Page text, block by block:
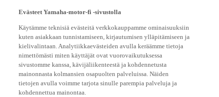
Evästeet Yamaha-motor-fi -sivustolla
Käytämme teknisiä evästeitä verkkokauppamme ominaisuuksiin
kuten asiakkaan tunnistamiseen, kirjautumisen ylläpitämiseen ja
kielivalintaan. Analytiikkaevästeiden avulla keräämme tietoja
nimettömästi miten käyttäjät ovat vuorovaikutuksessa
sivustomme kanssa, kävijäliikenteestä ja kohdennetusta
mainonnasta kolmansien osapuolten palveluissa. Näiden
tietojen avulla voimme tarjota sinulle parempia palveluja ja
kohdennettua mainontaa.